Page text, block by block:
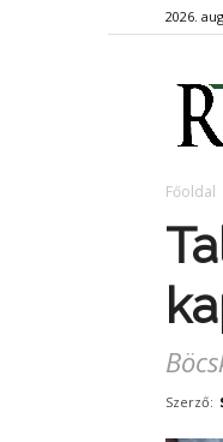
2026.
Főoldal
Szerző: